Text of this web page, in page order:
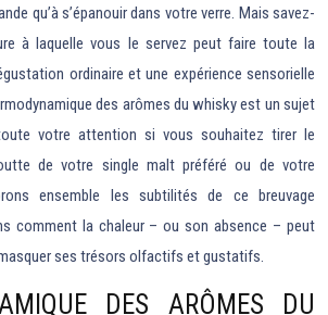
qu’à s’épanouir dans votre verre. Mais savez-
à laquelle vous le servez peut faire toute la
ordinaire et une expérience sensorielle
des arômes du whisky est un sujet
votre attention si vous souhaitez tirer le
de votre single malt préféré ou de votre
ensemble les subtilités de ce breuvage
comment la chaleur – ou son absence – peut
ses trésors olfactifs et gustatifs.
DES ARÔMES DU